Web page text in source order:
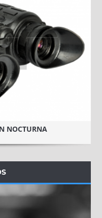
NOCTURNA